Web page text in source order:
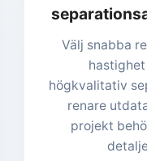
Välj snabba
högkvalitativ
renare
projekt